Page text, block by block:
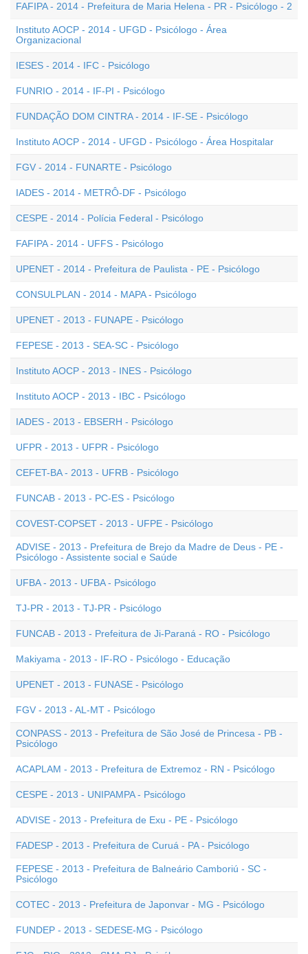
FAFIPA - 2014 - Prefeitura de Maria Helena - PR - Psicólogo - 2
Instituto AOCP - 2014 - UFGD - Psicólogo - Área
Organizacional
IESES - 2014 - IFC - Psicólogo
FUNRIO - 2014 - IF-PI - Psicólogo
FUNDAÇÃO DOM CINTRA - 2014 - IF-SE - Psicólogo
Instituto AOCP - 2014 - UFGD - Psicólogo - Área Hospitalar
FGV - 2014 - FUNARTE - Psicólogo
IADES - 2014 - METRÔ-DF - Psicólogo
CESPE - 2014 - Polícia Federal - Psicólogo
FAFIPA - 2014 - UFFS - Psicólogo
UPENET - 2014 - Prefeitura de Paulista - PE - Psicólogo
CONSULPLAN - 2014 - MAPA - Psicólogo
UPENET - 2013 - FUNAPE - Psicólogo
FEPESE - 2013 - SEA-SC - Psicólogo
Instituto AOCP - 2013 - INES - Psicólogo
Instituto AOCP - 2013 - IBC - Psicólogo
IADES - 2013 - EBSERH - Psicólogo
UFPR - 2013 - UFPR - Psicólogo
CEFET-BA - 2013 - UFRB - Psicólogo
FUNCAB - 2013 - PC-ES - Psicólogo
COVEST-COPSET - 2013 - UFPE - Psicólogo
ADVISE - 2013 - Prefeitura de Brejo da Madre de Deus - PE -
Psicólogo - Assistente social e Saúde
UFBA - 2013 - UFBA - Psicólogo
TJ-PR - 2013 - TJ-PR - Psicólogo
FUNCAB - 2013 - Prefeitura de Ji-Paraná - RO - Psicólogo
Makiyama - 2013 - IF-RO - Psicólogo - Educação
UPENET - 2013 - FUNASE - Psicólogo
FGV - 2013 - AL-MT - Psicólogo
CONPASS - 2013 - Prefeitura de São José de Princesa - PB -
Psicólogo
ACAPLAM - 2013 - Prefeitura de Extremoz - RN - Psicólogo
CESPE - 2013 - UNIPAMPA - Psicólogo
ADVISE - 2013 - Prefeitura de Exu - PE - Psicólogo
FADESP - 2013 - Prefeitura de Curuá - PA - Psicólogo
FEPESE - 2013 - Prefeitura de Balneário Camboriú - SC -
Psicólogo
COTEC - 2013 - Prefeitura de Japonvar - MG - Psicólogo
FUNDEP - 2013 - SEDESE-MG - Psicólogo